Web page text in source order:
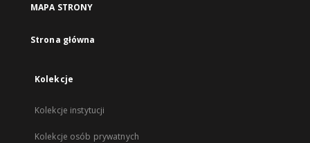
MAPA STRONY
Strona główna
Kolekcje
Kolekcje instytucji
Kolekcje osób prywatnych